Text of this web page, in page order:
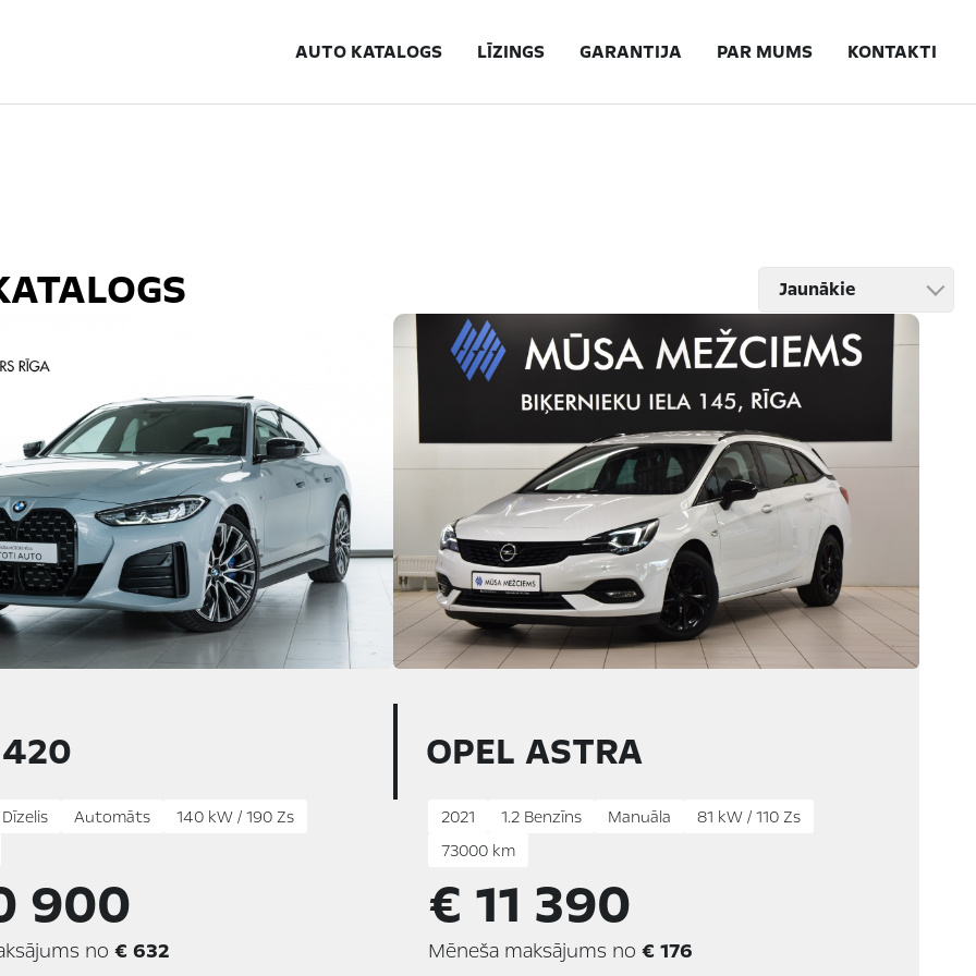
AUTO KATALOGS LĪZINGS GARANTIJA PAR MUMS KONTAKTI
Jaunākie
Automāts
140 kW / 190 Zs
900
no € 632
OPEL ASTRA
2021 1.2 Benzīns Manuāla
81 kW / 110 Zs
73000 km
€ 11 390
Mēneša maksājums no € 176